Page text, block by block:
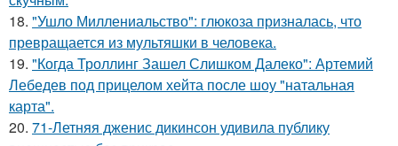
18. "Ушло Миллениальство": глюкоза призналась, что
превращается из мультяшки в человека.
19. "Когда Троллинг Зашел Слишком Далеко": Артемий
Лебедев под прицелом хейта после шоу "натальная
карта".
20. 71-Летняя дженис дикинсон удивила публику